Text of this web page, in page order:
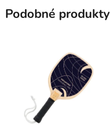
Podobné produkty